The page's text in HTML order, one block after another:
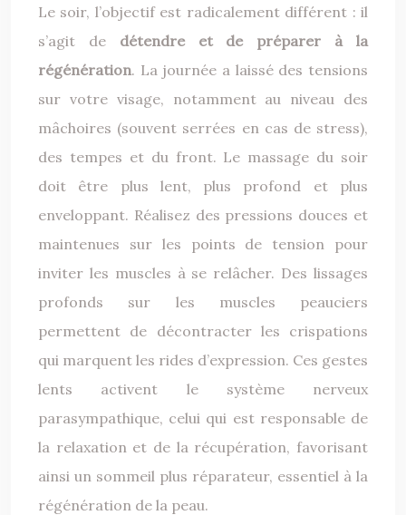
Le soir, l’objectif est radicalement différent : il
s’agit de détendre et de préparer à la
régénération. La journée a laissé des tensions
sur votre visage, notamment au niveau des
mâchoires (souvent serrées en cas de stress),
des tempes et du front. Le massage du soir
doit être plus lent, plus profond et plus
enveloppant. Réalisez des pressions douces et
maintenues sur les points de tension pour
inviter les muscles à se relâcher. Des lissages
profonds sur les muscles peauciers
permettent de décontracter les crispations
qui marquent les rides d’expression. Ces gestes
lents activent le système nerveux
parasympathique, celui qui est responsable de
la relaxation et de la récupération, favorisant
ainsi un sommeil plus réparateur, essentiel à la
régénération de la peau.